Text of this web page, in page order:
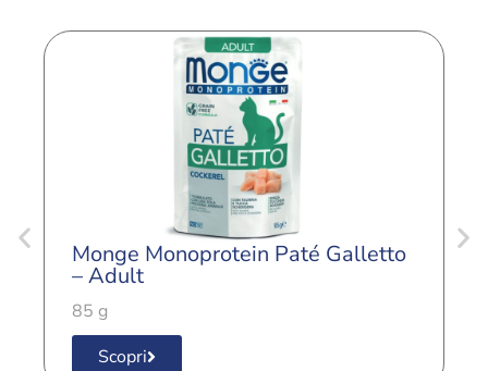
Monge Monoprotein Paté Galletto
– Adult
85 g
Scopri